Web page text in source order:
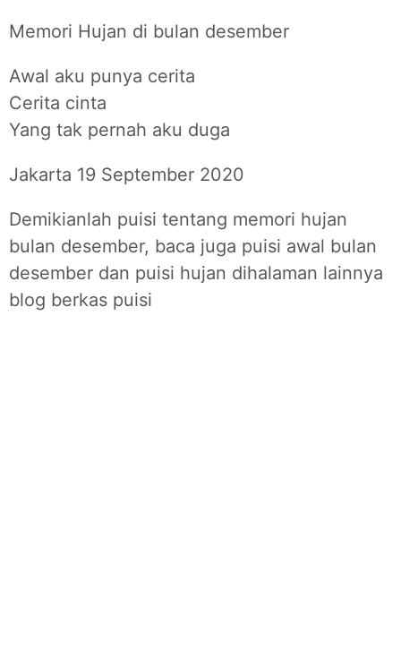
Memori Hujan di bulan desember
Awal aku punya cerita
Cerita cinta
Yang tak pernah aku duga
Jakarta 19 September 2020
Demikianlah puisi tentang memori hujan
bulan desember, baca juga puisi awal bulan
desember dan puisi hujan dihalaman lainnya
blog berkas puisi